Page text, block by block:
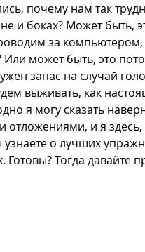
почему нам так
и боках? Может быть,
за компьютером,
может быть, это
запас на случай
выживать, как
я могу сказать
отложениями, и я
узнаете о лучших
Готовы? Тогда давайте